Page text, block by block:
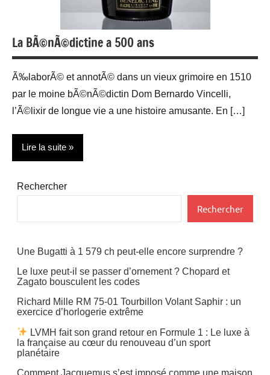
La BÃ©nÃ©dictine a 500 ans
Ã‰laborÃ© et annotÃ© dans un vieux grimoire en 1510
par le moine bÃ©nÃ©dictin Dom Bernardo Vincelli,
l’Ã©lixir de longue vie a une histoire amusante. En […]
Lire la suite
Actualité
Rechercher
Rechercher
Une Bugatti à 1 579 ch peut-elle encore surprendre ?
Le luxe peut-il se passer d’ornement ? Chopard et
Zagato bousculent les codes
Richard Mille RM 75-01 Tourbillon Volant Saphir : un
exercice d’horlogerie extrême
LVMH fait son grand retour en Formule 1 : Le luxe à
la française au cœur du renouveau d’un sport
planétaire
Comment Jacquemus s’est imposé comme une maison